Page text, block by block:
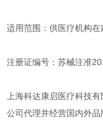
适用范围：供医疗机构在
注册证编号：苏械注准
上海科达康启医疗科技
公司代理并经营国内外品